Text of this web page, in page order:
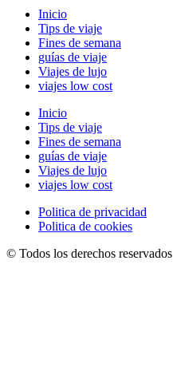
Inicio
Tips de viaje
Fines de semana
guías de viaje
Viajes de lujo
viajes low cost
Inicio
Tips de viaje
Fines de semana
guías de viaje
Viajes de lujo
viajes low cost
Politica de privacidad
Politica de cookies
© Todos los derechos reservados